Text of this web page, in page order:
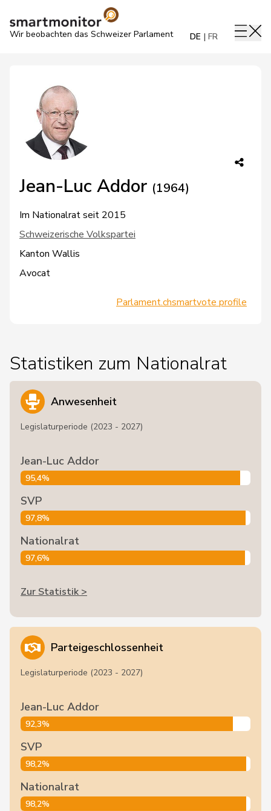
Wir beobachten das Schweizer Parlament DE FR
Jean-Luc Addor (1964)
Im Nationalrat seit 2015
Schweizerische Volkspartei
Kanton Wallis
Avocat
Parlament.chsmartvote profile
Statistiken zum Nationalrat
Anwesenheit
Legislaturperiode (2023 - 2027)
Jean-Luc Addor
95,4%
SVP
97,8%
Nationalrat
97,6%
Zur Statistik >
Parteigeschlossenheit
Legislaturperiode (2023 - 2027)
Jean-Luc Addor
92,3%
SVP
98,2%
Nationalrat
98,2%